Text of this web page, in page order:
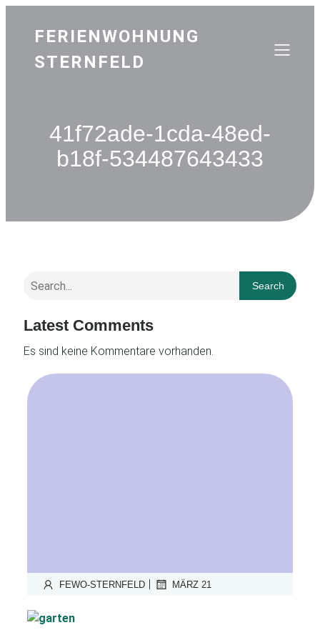
FERIENWOHNUNG
STERNFELD
41f72ade-1cda-48ed-
b18f-534487643433
Search
Latest Comments
Es sind keine Kommentare vorhanden.
FEWO-STERNFELD | MÄRZ 21